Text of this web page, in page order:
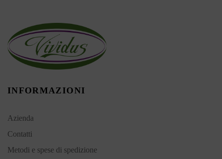
INFORMAZIONI
Azienda
Contatti
Metodi e spese di spedizione